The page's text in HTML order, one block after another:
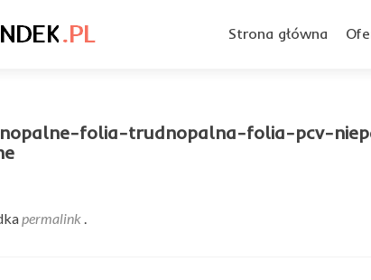
do
Strona główna
folia-trudnopalna-folia-pcv-
permalink .